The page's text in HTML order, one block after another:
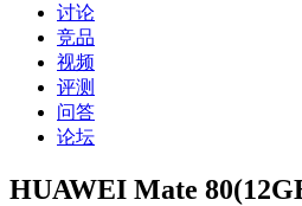
讨论
竞品
视频
评测
问答
论坛
HUAWEI Mate